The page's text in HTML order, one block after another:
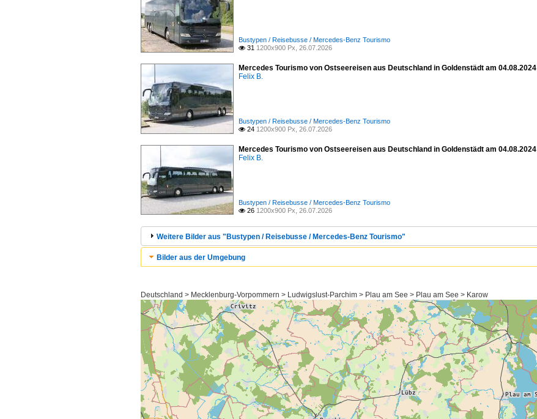
Bustypen / Reisebusse / Mercedes-Benz Tourismo
 31 1200x900 Px, 26.07.2026
Mercedes Tourismo von Ostseereisen aus Deutschland in Goldenstädt am 04.08.2024
Felix B.
Bustypen / Reisebusse / Mercedes-Benz Tourismo
 24 1200x900 Px, 26.07.2026
Mercedes Tourismo von Ostseereisen aus Deutschland in Goldenstädt am 04.08.2024
Felix B.
Bustypen / Reisebusse / Mercedes-Benz Tourismo
 26 1200x900 Px, 26.07.2026
Weitere Bilder aus "Bustypen / Reisebusse / Mercedes-Benz Tourismo"
Bilder aus der Umgebung
Deutschland > Mecklenburg-Vorpommern > Ludwigslust-Parchim > Plau am See > Plau am See > Karow